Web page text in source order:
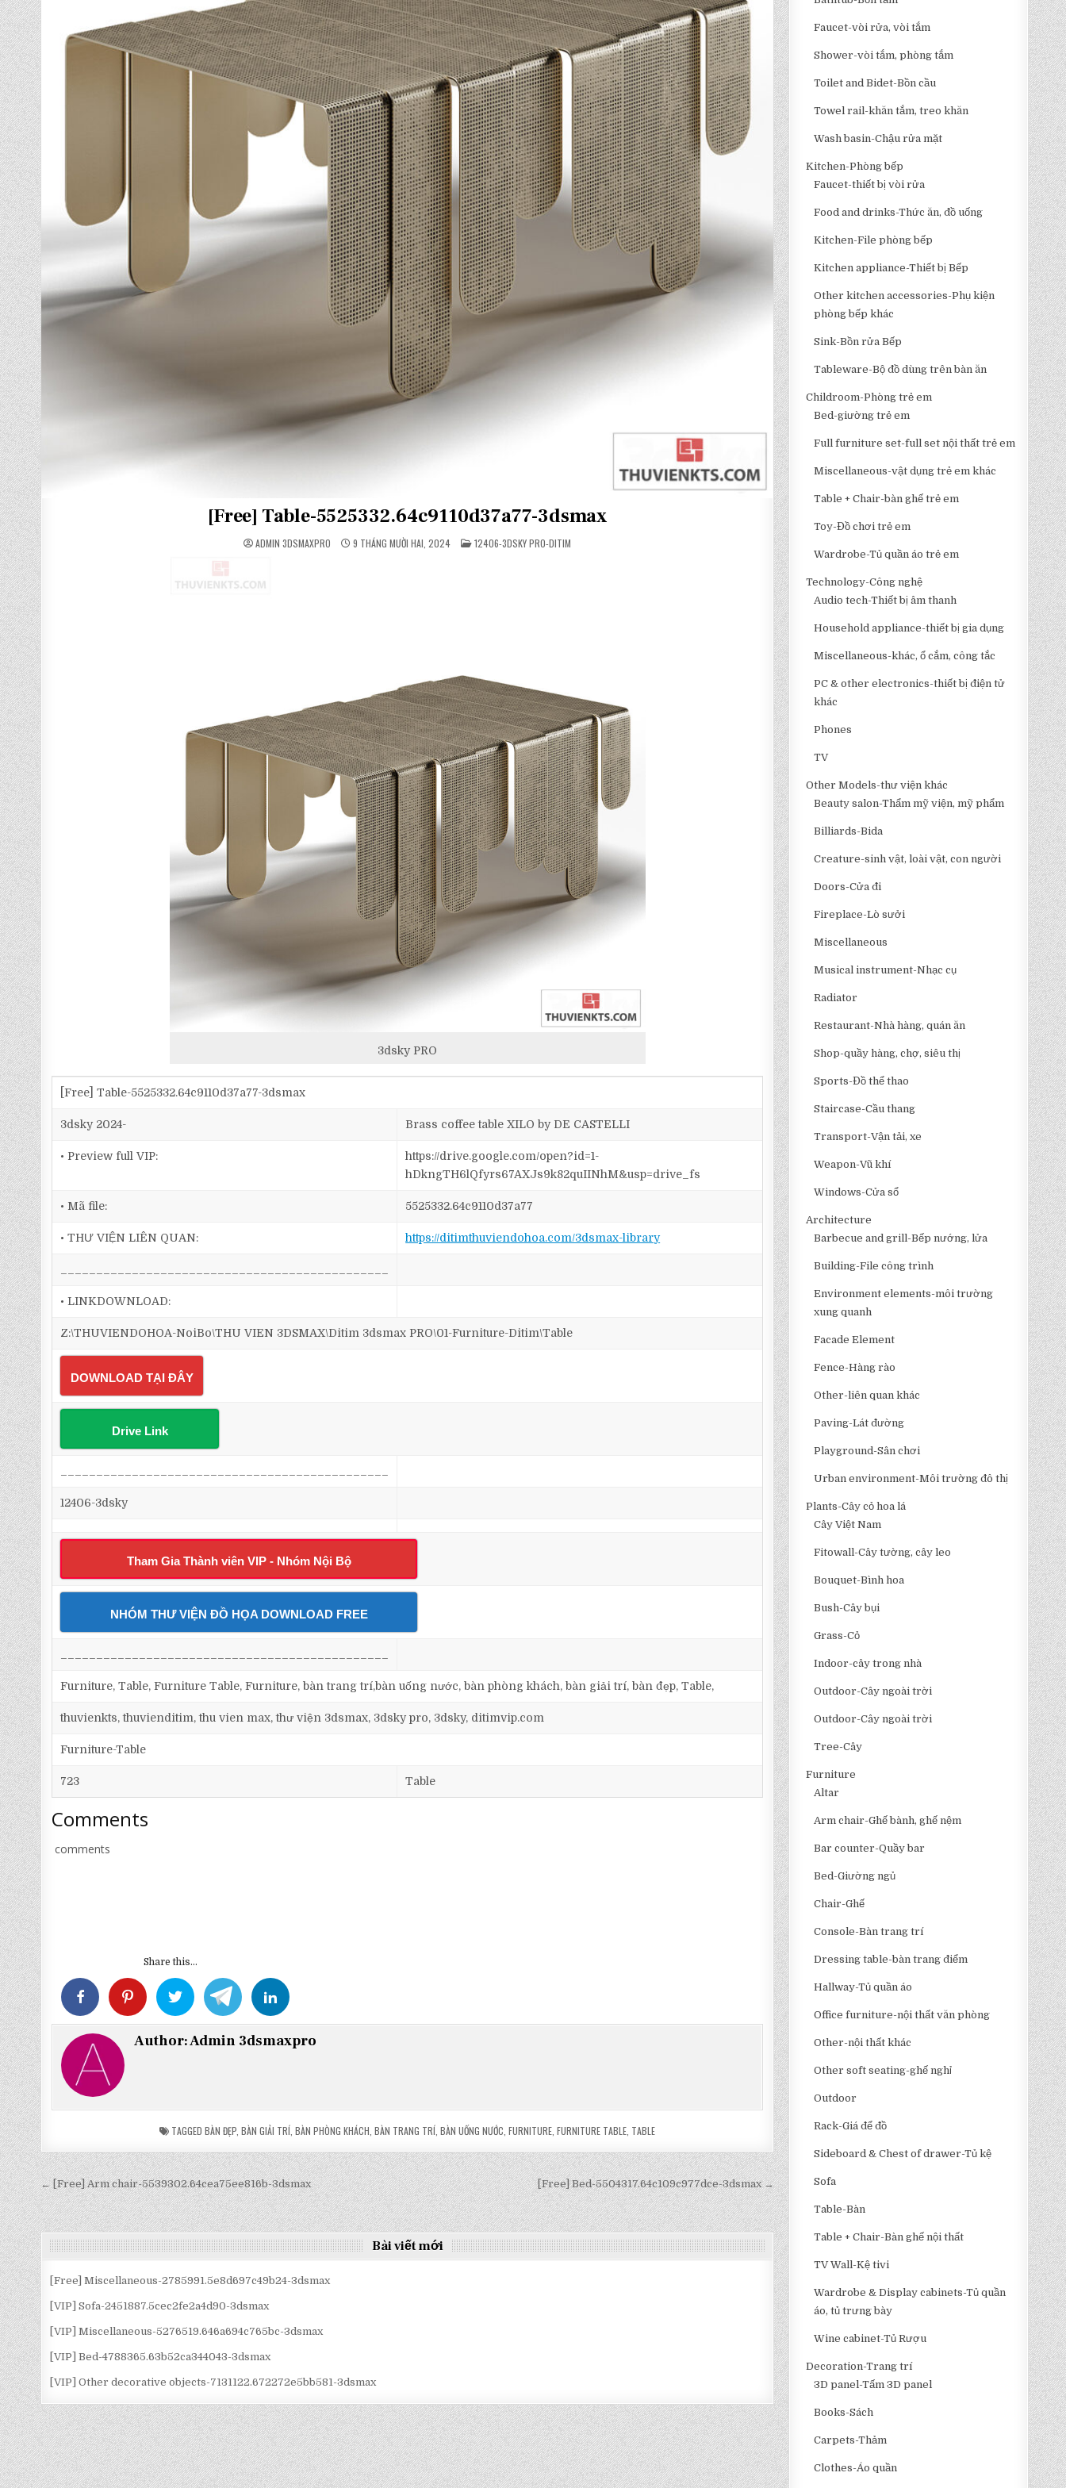
[Free] Table-5525332.64c9110d37a77-3dsmax
ADMIN 3DSMAXPRO 9 THÁNG MƯỜI HAI, 2024 POSTED
IN
12406-3DSKY PRO-DITIM
3dsky PRO
[Free] Table-5525332.64c9110d37a77-3dsmax
3dsky 2024- Brass coffee table XILO by DE CASTELLI
• Preview full VIP:
https://drive.google.com/open?id=1-
hDkngTH6lQfyrs67AXJs9k82quIINhM&usp=drive_fs
• Mã file: 5525332.64c9110d37a77
• THƯ VIỆN LIÊN QUAN: https://ditimthuviendohoa.com/3dsmax-library
• LINKDOWNLOAD:
Z:\THUVIENDOHOA-NoiBo\THU VIEN 3DSMAX\Ditim 3dsmax PRO\01-Furniture-Ditim\Table
DOWNLOAD TẠI ĐÂY
Drive Link
12406-3dsky
Tham Gia Thành viên VIP - Nhóm Nội Bộ
NHÓM THƯ VIỆN ĐỒ HỌA DOWNLOAD FREE
Furniture, Table, Furniture Table, Furniture, bàn trang trí,bàn uống nước, bàn phòng khách, bàn giải trí, bàn đẹp, Table,
thuvienkts, thuvienditim, thu vien max, thư viện 3dsmax, 3dsky pro, 3dsky, ditimvip.com
Furniture-Table
723 Table
Comments
comments
Share this...
Author:Admin 3dsmaxpro
TAGGEDBÀN ĐẸP ,BÀN GIẢI TRÍ ,BÀN PHÒNG KHÁCH ,BÀN TRANG TRÍ ,BÀN UỐNG NƯỚC ,FURNITURE ,FURNITURE TABLE TABLE
Điều
hướng
bài
viết
[Free] Bed-5504317.64c109c977dce-3dsmax →
← [Free] Arm chair-5539302.64cea75ee816b-3dsmax
Bài viết mới
[Free] Miscellaneous-2785991.5e8d697c49b24-3dsmax
[VIP] Sofa-2451887.5cec2fe2a4d90-3dsmax
[VIP] Miscellaneous-5276519.646a694c765bc-3dsmax
[VIP] Bed-4788365.63b52ca344043-3dsmax
[VIP] Other decorative objects-7131122.672272e5bb581-3dsmax
Faucet-vòi rửa, vòi tắm
Shower-vòi tắm, phòng tắm
Toilet and Bidet-Bồn cầu
Towel rail-khăn tắm, treo khăn
Wash basin-Chậu rửa mặt
Kitchen-Phòng bếp
Faucet-thiết bị vòi rửa
Food and drinks-Thức ăn, đồ uống
Kitchen-File phòng bếp
Kitchen appliance-Thiết bị Bếp
Other kitchen accessories-Phụ kiện
phòng bếp khác
Sink-Bồn rửa Bếp
Tableware-Bộ đồ dùng trên bàn ăn
Childroom-Phòng trẻ em
Bed-giường trẻ em
Full furniture set-full set nội thất trẻ em
Miscellaneous-vật dụng trẻ em khác
Table + Chair-bàn ghế trẻ em
Toy-Đồ chơi trẻ em
Wardrobe-Tủ quần áo trẻ em
Technology-Công nghệ
Audio tech-Thiết bị âm thanh
Household appliance-thiết bị gia dụng
Miscellaneous-khác, ổ cắm, công tắc
PC & other electronics-thiết bị điện tử
khác
Phones
TV
Other Models-thư viện khác
Beauty salon-Thẩm mỹ viện, mỹ phẩm
Billiards-Bida
Creature-sinh vật, loài vật, con người
Doors-Cửa đi
Fireplace-Lò sưởi
Miscellaneous
Musical instrument-Nhạc cụ
Radiator
Restaurant-Nhà hàng, quán ăn
Shop-quầy hàng, chợ, siêu thị
Sports-Đồ thể thao
Staircase-Cầu thang
Transport-Vận tải, xe
Weapon-Vũ khí
Windows-Cửa sổ
Architecture
Barbecue and grill-Bếp nướng, lửa
Building-File công trình
Environment elements-môi trường
xung quanh
Facade Element
Fence-Hàng rào
Other-liên quan khác
Paving-Lát đường
Playground-Sân chơi
Urban environment-Môi trường đô thị
Plants-Cây cỏ hoa lá
Cây Việt Nam
Fitowall-Cây tường, cây leo
Bouquet-Bình hoa
Bush-Cây bụi
Grass-Cỏ
Indoor-cây trong nhà
Outdoor-Cây ngoài trời
Outdoor-Cây ngoài trời
Tree-Cây
Furniture
Altar
Arm chair-Ghế bành, ghế nệm
Bar counter-Quầy bar
Bed-Giường ngủ
Chair-Ghế
Console-Bàn trang trí
Dressing table-bàn trang điểm
Hallway-Tủ quần áo
Office furniture-nội thất văn phòng
Other-nội thất khác
Other soft seating-ghế nghỉ
Outdoor
Rack-Giá để đồ
Sideboard & Chest of drawer-Tủ kệ
Sofa
Table-Bàn
Table + Chair-Bàn ghế nội thất
TV Wall-Kệ tivi
Wardrobe & Display cabinets-Tủ quần
áo, tủ trưng bày
Wine cabinet-Tủ Rượu
Decoration-Trang trí
3D panel-Tấm 3D panel
Books-Sách
Carpets-Thảm
Clothes-Áo quần